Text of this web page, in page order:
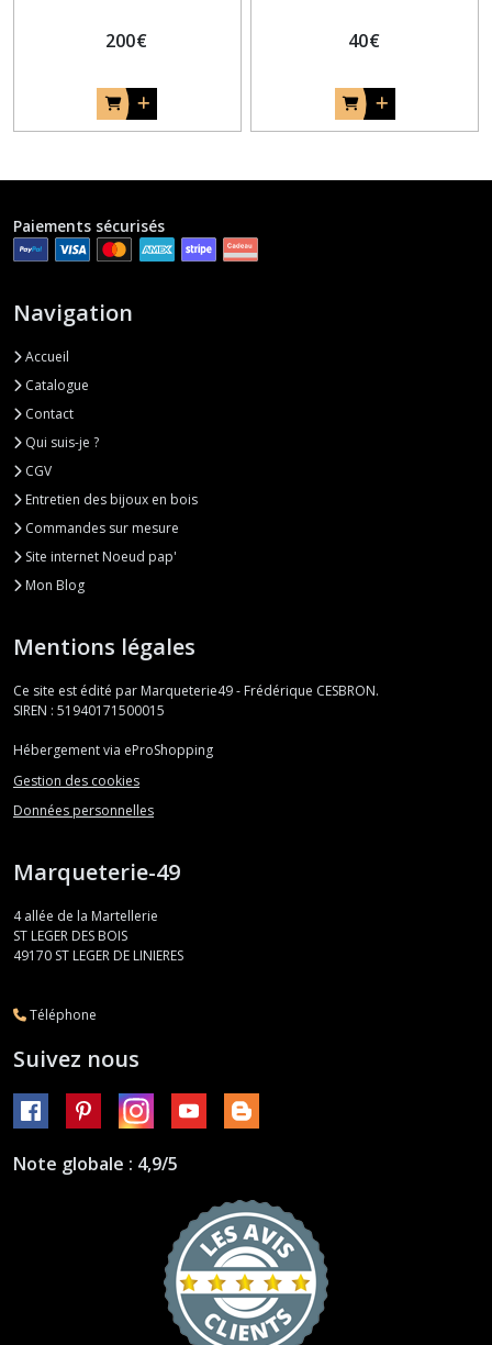
200€ 40€
Paiements sécurisés
Navigation
Accueil
Catalogue
Contact
Qui suis-je ?
CGV
Entretien des bijoux en bois
Commandes sur mesure
Site internet Noeud pap'
Mon Blog
Mentions légales
Ce site est édité par Marqueterie49 - Frédérique CESBRON.
SIREN : 51940171500015
Hébergement via eProShopping
Gestion des cookies
Données personnelles
Marqueterie-49
4 allée de la Martellerie
ST LEGER DES BOIS
49170 ST LEGER DE LINIERES
Téléphone
Suivez nous
Note globale : 4,9/5